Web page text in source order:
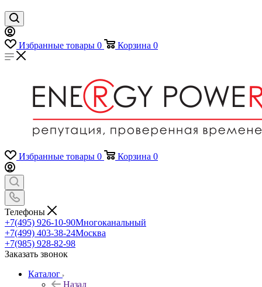
Избранные товары 0 Корзина 0
Избранные товары 0 Корзина 0
Телефоны
+7(495) 926-10-90Многоканальный
+7(499) 403-38-24Москва
+7(985) 928-82-98
Заказать звонок
Каталог
Назад